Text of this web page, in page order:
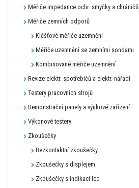
Měřiče impedance ochr. smyčky a chráničů
Měřiče zemních odporů
Klěšťové měřiče uzemnění
Měřiče uzemnění se zemními sondami
Kombinované měřiče uzemnění
Revize elektr. spotřebičů a elektr. nářadí
Testery pracovních strojů
Demonstrační panely a výukové zařízení
Výkonové testery
Zkoušečky
Bezkontaktní zkoušečky
Zkoušečky s displejem
Zkoušečky s indikací led